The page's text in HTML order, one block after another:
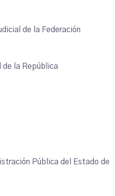
de la Federación
de la República
Pública del Estado de